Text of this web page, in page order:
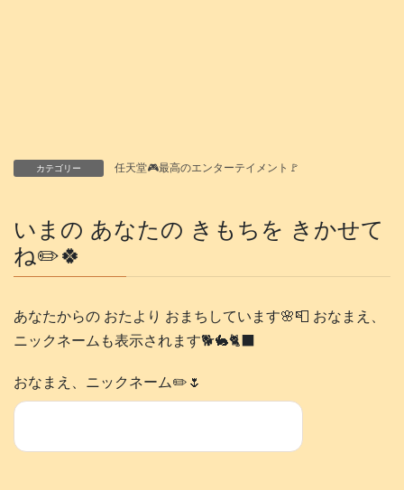
カテゴリー 任天堂🎮️最高のエンターテイメント🚩
いまの あなたの きもちを きかせて
ね✏️🍀
あなたからの おたより おまちしています🌸📮 おなまえ、
ニックネームも表示されます🐕️🐇🐈‍⬛
おなまえ、ニックネーム✏️🌷